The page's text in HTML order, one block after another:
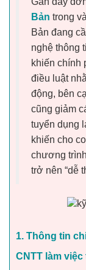
Bản trong
Bản đang
nghệ thông
khiến chính
điều luật
động, bên
cũng giảm
tuyển dụng
khiến cho
chương
trở nên “dễ
1. Thông tin
CNTT làm việc